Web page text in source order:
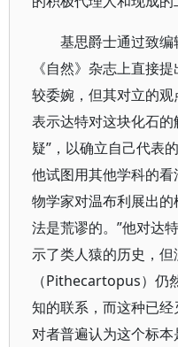
基思爵士通过致
《自然》杂志上直接
较委婉，但其对立的
表示达特对这块化石
疑”，以确立自己代表
他试图用其他学科的
物学家对温布利展出
法是荒谬的。”他对达
示了类人猿的历史，
（Pithecartopus）仍
知的联系，而这种已
对者普遍认为这个标